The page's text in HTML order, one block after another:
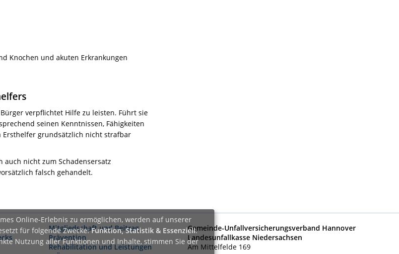
Knochen und akuten Erkrankungen
verpflichtet Hilfe zu leisten. Führt sie
seinen Kenntnissen, Fähigkeiten
Ersthelfer grundsätzlich nicht strafbar
nicht zum Schadensersatz
falsch gehandelt.
Mitgliedschaft und Beitrag
Prävention
Rehabilitation und Leistungen
Gemeinde-Unfallversicherungsverband Hannover
Landesunfallkasse Niedersachsen
Am Mittelfelde 169
Online-Erlebnis zu ermöglichen, werden auf unserer
für folgende Zwecke:Funktion, Statistik & Essenziell.
Nutzung aller Funktionen und Inhalte, stimmen Sie der